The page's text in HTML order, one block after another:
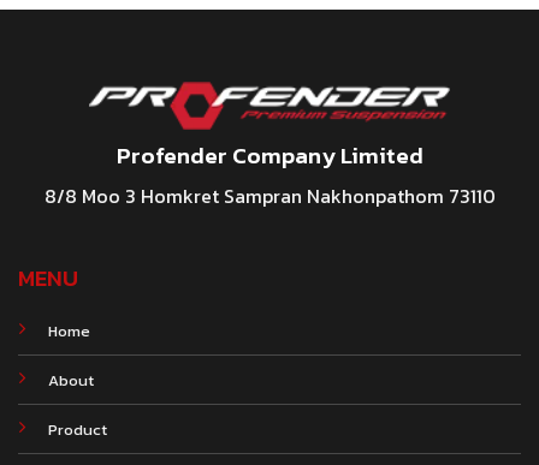
Profender Company Limited
8/8 Moo 3 Homkret Sampran Nakhonpathom 73110
MENU
Home
About
Product